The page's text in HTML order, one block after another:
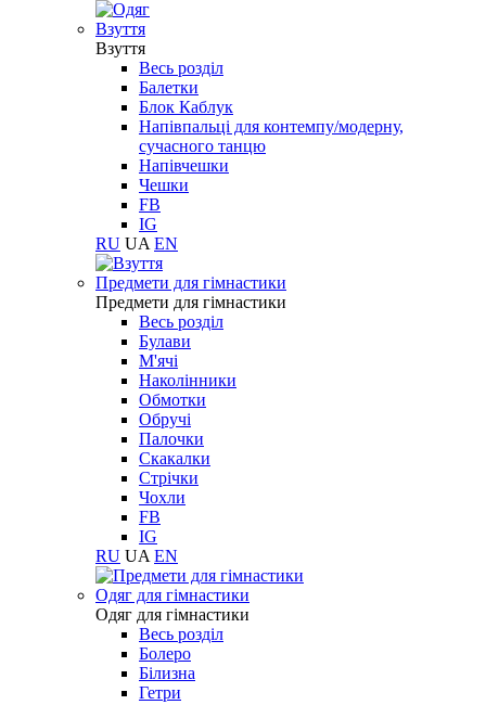
Взуття
Взуття
Весь розділ
Балетки
Блок Каблук
Напівпальці для контемпу/модерну,
сучасного танцю
Напівчешки
Чешки
FB
IG
RU UA EN
Предмети для гімнастики
Предмети для гімнастики
Весь розділ
Булави
М'ячі
Наколінники
Обмотки
Обручі
Палочки
Скакалки
Стрічки
Чохли
FB
IG
RU UA EN
Одяг для гімнастики
Одяг для гімнастики
Весь розділ
Болеро
Білизна
Гетри